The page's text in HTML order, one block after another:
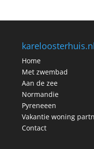
kareloosterhuis.nl
Home
Met zwembad
Aan de zee
Normandie
Pyreneeen
Vakantie woning
Contact